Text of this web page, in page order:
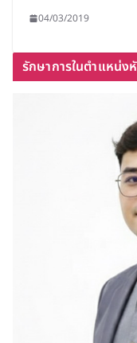
04/03/2019
รักษาการในตำแหน่ง